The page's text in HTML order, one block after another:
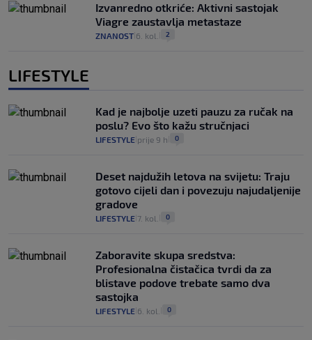
Izvanredno otkriće: Aktivni sastojak
Viagre zaustavlja metastaze
ZNANOST 6. kol. 2
LIFESTYLE
Kad je najbolje uzeti pauzu za ručak na
poslu? Evo što kažu stručnjaci
LIFESTYLE prije 9 h 0
Deset najdužih letova na svijetu: Traju
gotovo cijeli dan i povezuju najudaljenije
gradove
LIFESTYLE 7. kol. 0
Zaboravite skupa sredstva:
Profesionalna čistačica tvrdi da za
blistave podove trebate samo dva
sastojka
LIFESTYLE 6. kol. 0